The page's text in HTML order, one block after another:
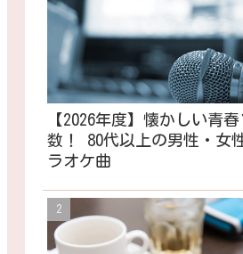
【2026年度】懐かしい青
数！ 80代以上の男性・女
ラオケ曲